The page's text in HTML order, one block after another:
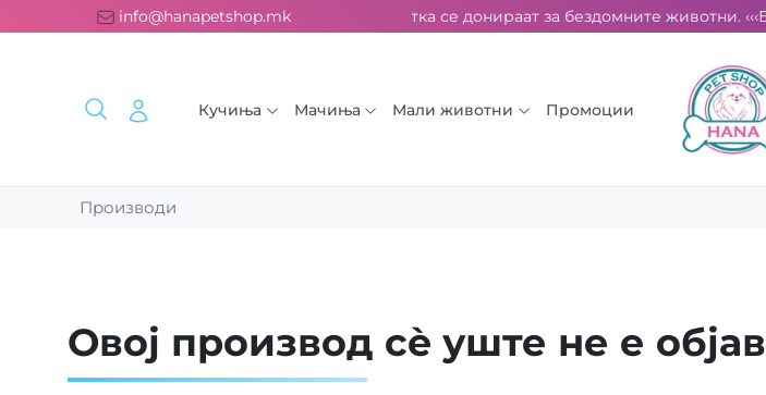
info@hanapetshop.mk
испорака над 2000 ден. ››› 2% од секоја сметка се донираат за бездомните животни. ‹‹‹
Кучиња Мачиња Мали животни Промоции
Производи
Овој производ сè уште не е